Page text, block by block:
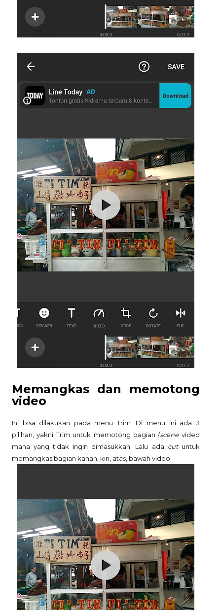
Memangkas dan memotong
video
Ini bisa dilakukan pada menu Trim. Di menu ini ada 3
pilihan, yakni Trim untuk memotong bagian /scene video
mana yang tidak ingin dimasukkan. Lalu ada cut untuk
memangkas bagian kanan, kiri, atas, bawah video.